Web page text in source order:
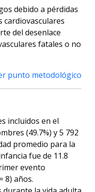
debido a pérdidas
cardiovasculares
del desenlace
fatales o no
punto metodológico
incluidos en el
(49.7%) y 5 792
promedio para la
fue de 11.8
evento
8) años.